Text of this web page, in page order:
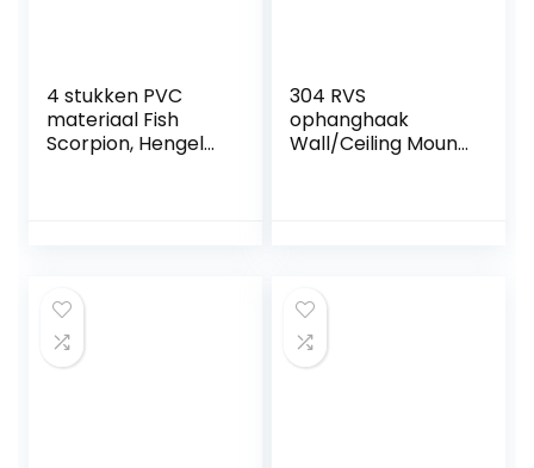
4 stukken PVC
materiaal Fish
Scorpion, Hengel
304 RVS
ophanghaak
Wall/Ceiling Mount
Bag Equipment
Boot Marinier
Hardware